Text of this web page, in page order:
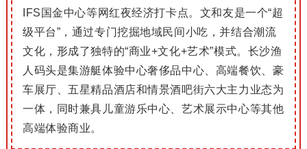
IFS国金中心等网红夜经济打卡点。 文和友是一个“超
级平台”，通过专门挖掘地域民间小吃，并结合潮流
文化，形成了独特的“商业+文化+艺术”模式。 长沙渔
人码头是集游艇体验中心奢侈品中心、高端餐饮、豪
车展厅、五星精品酒店和情景酒吧街六大主力业态为
一体，同时兼具儿童游乐中心、艺术展示中心等其他
高端体验商业。